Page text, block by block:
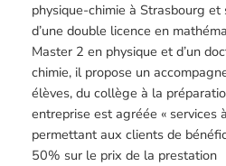
physique-chimie à Strasbourg et
d’une double licence en
Master 2 en physique et d’un
chimie, il propose un
élèves, du collège à la
entreprise est agréée « services
permettant aux clients de
50% sur le prix de la prestation